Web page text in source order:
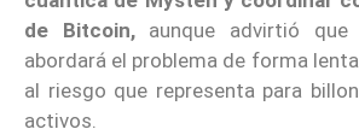
de Bitcoin,aunque advirtió que
abordará el problema de forma
al riesgo que representa para
activos.